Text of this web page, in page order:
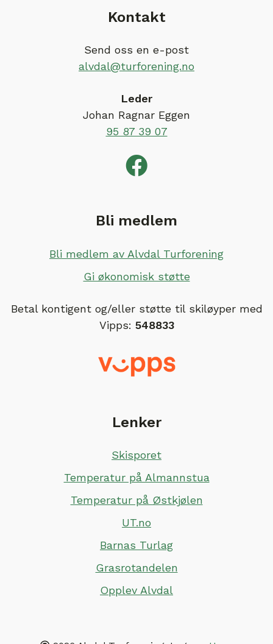
Kontakt
Send oss en e-post
alvdal@turforening.no
Leder
Johan Ragnar Eggen
95 87 39 07
Bli medlem
Bli medlem av Alvdal Turforening
Gi økonomisk støtte
Betal kontigent og/eller støtte til skiløyper med
Vipps: 548833
Lenker
Skisporet
Temperatur på Almannstua
Temperatur på Østkjølen
UT.no
Barnas Turlag
Grasrotandelen
Opplev Alvdal